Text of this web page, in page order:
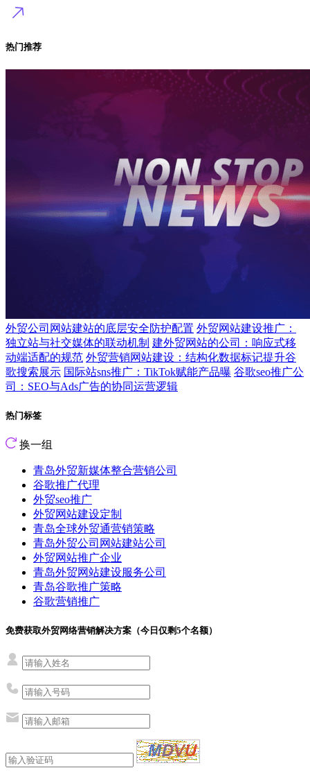
热门推荐
外贸公司网站建站的底层安全防护配置 外贸网站建设推广：
独立站与社交媒体的联动机制 建外贸网站的公司：响应式移
动端适配的规范 外贸营销网站建设：结构化数据标记提升谷
歌搜索展示 国际站sns推广：TikTok赋能产品曝 谷歌seo推广公
司：SEO与Ads广告的协同运营逻辑
热门标签
换一组
青岛外贸新媒体整合营销公司
谷歌推广代理
外贸seo推广
外贸网站建设定制
青岛全球外贸通营销策略
青岛外贸公司网站建站公司
外贸网站推广企业
青岛外贸网站建设服务公司
青岛谷歌推广策略
谷歌营销推广
免费获取外贸网络营销解决方案（今日仅剩5个名额）